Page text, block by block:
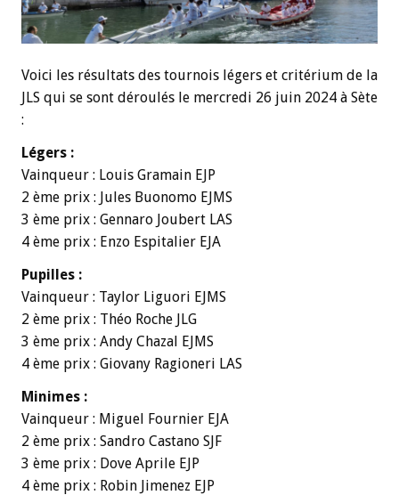
Voici les résultats des tournois légers et critérium de la
JLS qui se sont déroulés le mercredi 26 juin 2024 à Sète
:
Légers :
Vainqueur : Louis Gramain EJP
2 ème prix : Jules Buonomo EJMS
3 ème prix : Gennaro Joubert LAS
4 ème prix : Enzo Espitalier EJA
Pupilles :
Vainqueur : Taylor Liguori EJMS
2 ème prix : Théo Roche JLG
3 ème prix : Andy Chazal EJMS
4 ème prix : Giovany Ragioneri LAS
Minimes :
Vainqueur : Miguel Fournier EJA
2 ème prix : Sandro Castano SJF
3 ème prix : Dove Aprile EJP
4 ème prix : Robin Jimenez EJP